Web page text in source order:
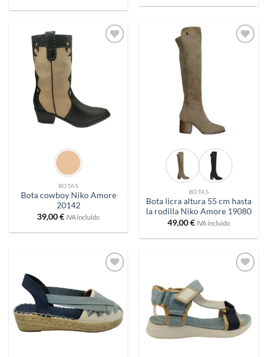
BOTAS
Bota cowboy Niko Amore
20142
39,00€ IVA incluido
BOTAS
Bota licra altura 55 cm hasta
la rodilla Niko Amore 19080
49,00€ IVA incluido
deseos